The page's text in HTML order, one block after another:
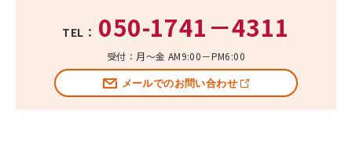
TEL： 050-1741－4311
受付：月～金 AM9:00－PM6:00
メールでのお問い合わせ